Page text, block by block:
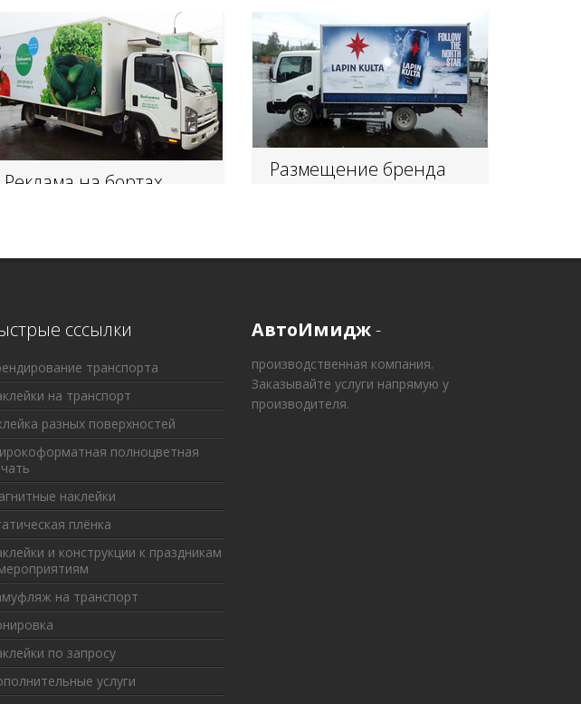
Реклама на бортах
«Выборжец»
Размещение бренда
сссылки
транспорта
на транспорт
разных поверхностей
полноцветная
наклейки
плёнка
и конструкции к праздникам
на транспорт
по запросу
услуги
АвтоИмидж-
производственная компания.
Заказывайте услуги напрямую у
производителя.